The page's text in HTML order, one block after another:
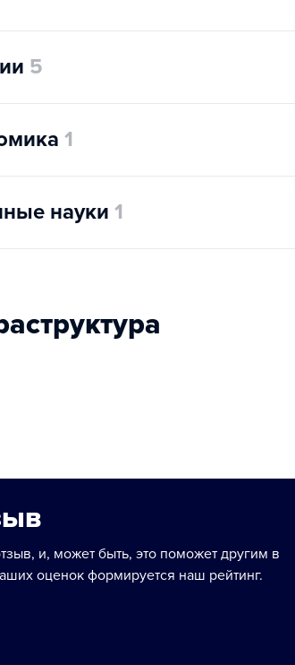
5
1
науки 1
и, может быть, это поможет другим в
оценок формируется наш рейтинг.